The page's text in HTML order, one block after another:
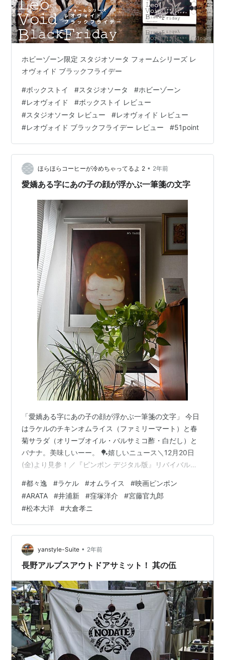
ホビーゾーン限定 スタジオソータ フォームシリーズ レ
オヴォイド ブラックフライデー
#ボックストイ #スタジオソータ #ホビーゾーン
#レオヴォイド #ボックストイ レビュー
#スタジオソータ レビュー #レオヴォイド レビュー
#レオヴォイド ブラックフライデー レビュー #51point
ほらほらコーヒーが冷めちゃってるよ 2 • 2年前
愛嬌ある字にあの子の顔が浮かぶ一筆箋の文字
「愛嬌ある字にあの子の顔が浮かぶ一筆箋の文字」 今日
はラケルのチキンオムライス（ファミリーマート）と春
菊サラダ（オリーブオイル・バルサミコ酢・白だし）と
バナナ。美味しいーー。 🏓嬉しいニュース＼12月20日
(金)より見参！／『ピンポン デジタル版』リバイバル上
る？？？よーすけくん、おーくらくん、しどーさん、よ
しよしー、サム〜今だから集まって舞台挨拶できたらも
うシネクイント★マジックになるなぁ
https://t.co/oCXxpyiZyA — 井浦 新 ｜ ARATA iura
(@el_arata_nest) 2024年11月23日 ＼12月2…
#都々逸 #ラケル #オムライス #映画ピンポン
#ARATA #井浦新 #窪塚洋介 #宮藤官九郎
#松本大洋 #大倉孝ニ
yanstyle-Suite • 2年前
長野アルプスアウトドアサミット！ 其の伍